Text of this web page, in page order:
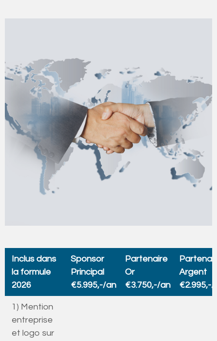
Inclus dans
la formule
2026
Sponsor
Principal
€5.995,-/an
Partenaire
Or
€3.750,-/an
Argent
€2.995,-/
1) Mention
entreprise
et logo sur